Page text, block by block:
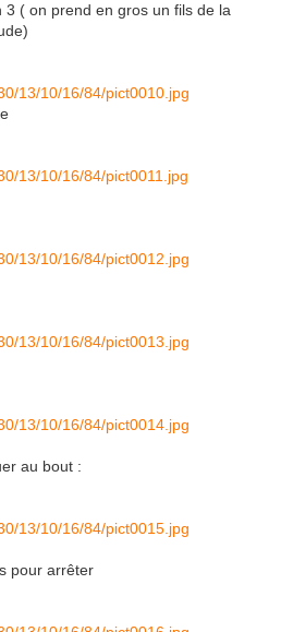
( on prend en gros un fils de la
13/10/16/84/pict0010.jpg
13/10/16/84/pict0011.jpg
13/10/16/84/pict0012.jpg
13/10/16/84/pict0013.jpg
13/10/16/84/pict0014.jpg
au bout :
13/10/16/84/pict0015.jpg
pour arrêter